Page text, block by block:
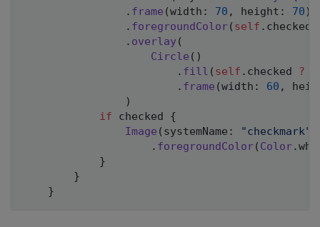
. frame (width : 70 , height : 70 )
. foregroundColor( self . checked
. overlay (
Circle ( )
. fill ( self . checked ?
. frame (width : 60 ,
)
if checked {
Image ( systemName : "checkmark"
. foregroundColor( Color.
}
}
}